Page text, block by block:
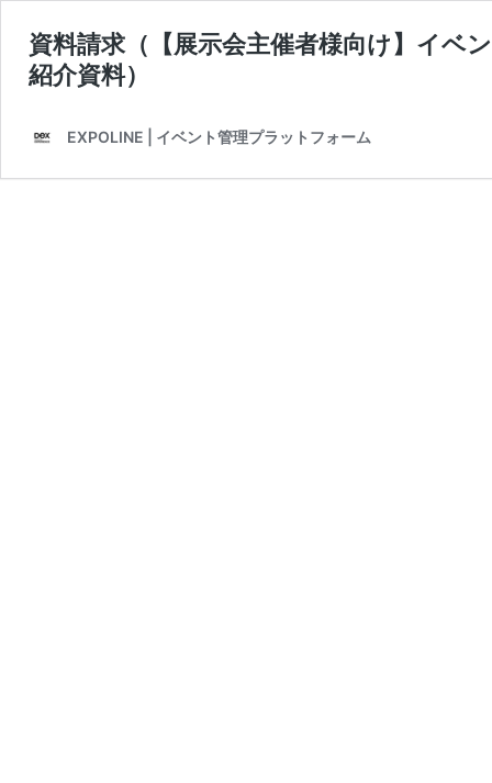
資料請求（【展示会主催者様向け】イベ
紹介資料）
EXPOLINE | イベント管理プラットフォーム